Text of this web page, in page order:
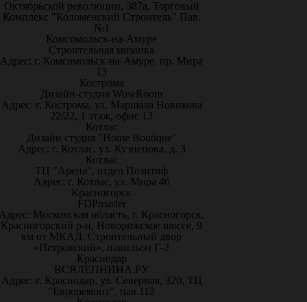
Октябрьской революции, 387а, Торговый
Комплекс "Коломенский Строитель" Пав.
№1
Комсомольск-на-Амуре
Строительная мозаика
Адрес: г. Комсомольск-на-Амуре, пр. Мира
13
Кострома
Дизайн-студия WowRoom
Адрес: г. Кострома, ул. Маршала Новикова
22/22, 1 этаж, офис 13
Котлас
Дизайн студия "Home Boutique"
Адрес: г. Котлас, ул. Кузнецова, д. 3
Котлас
ТЦ "Арена", отдел Позитиф
Адрес: г. Котлас, ул. Мира 46
Красногорск
FDPmaster
Московская область, г. Красногорск,
Красногорский р-н, Новорижское шоссе, 9
км от МКАД. Строительный двор
«Петровский», павильон Г-2
Краснодар
ВСЯЛЕПНИНА.РУ
Адрес: г. Краснодар, ул. Северная, 320, ТЦ
"Евроремонт", пав.112